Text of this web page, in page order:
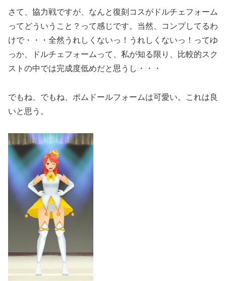
さて、協力戦ですが、なんと復刻コスがドルチェフォーム
ってどういうこと？って感じです。当然、コンプしてるわ
けで・・・全然うれしくないっ！うれしくないっ！ってゆ
っか、ドルチェフォームって、私が知る限り、比較的スク
ストの中では完成度低めだと思うし・・・
でもね、でもね、ポムドールフォームは可愛い。これは良
いと思う。